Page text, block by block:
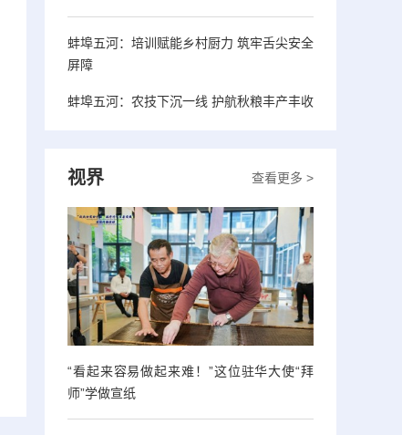
蚌埠五河：培训赋能乡村厨力 筑牢舌尖安全
屏障
蚌埠五河：农技下沉一线 护航秋粮丰产丰收
查看更多 >
视界
“看起来容易做起来难！”这位驻华大使“拜
师”学做宣纸